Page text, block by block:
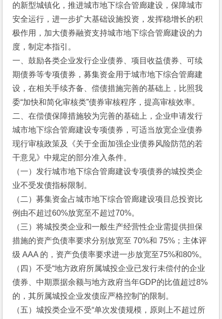
的新型城镇化，推进城市地下综合管廊建设，保障城市
安全运行，进一步扩大基础设施投资，发挥稳增长的积
极作用，加大债券融资支持城市地下综合管廊建设的力
度，制定本指引。
一、鼓励各类企业发行企业债券、项目收益债券、可续
期债券等专项债券，募集资金用于城市地下综合管廊建
设，在相关手续齐备、偿债措施完善的基础上，比照我
委“加快和简化审核类”债券审核程序，提高审核效率。
二、在偿债保障措施较为完善的基础上，企业申请发行
城市地下综合管廊建设专项债券，可适当放宽企业债券
现行审核政策及《关于全面加强企业债券风险防范的若
干意见》中规定的部分准入条件。
（一）发行城市地下综合管廊建设专项债券的城投类企
业不受发债指标限制。
（二）募集资金占城市地下综合管廊建设项目总投资比
例由不超过60%放宽至不超过70%。
（三）将城投类企业和一般生产经营性企业需提供担保
措施的资产负债率要求分别放宽至 70%和 75%；主体评
级 AAA 的，资产负债率要求进一步放宽至75%和80%。
（四）不受“地方政府所属城投企业已发行未偿付的企业
债券、中期票据余额与地方政府当年GDP的比值超过8%
的，其所属城投企业发债应严格控制”的限制。
（五）城投类企业不受“单次发债规模，原则上不超过所